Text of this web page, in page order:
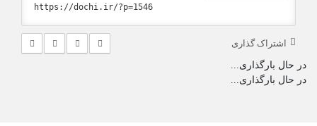
اشتراک گذاری
در حال بارگذاری...
در حال بارگذاری...